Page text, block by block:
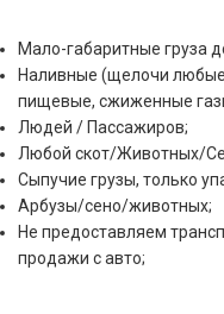
Мало-габаритные груза
Наливные (щелочи
пищевые, сжиженные
Людей / Пассажиров;
Любой скот/Животных/
Сыпучие грузы, только
Арбузы/сено/животных;
Не предоставляем
продажи с авто;